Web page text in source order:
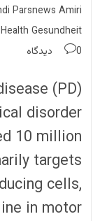
نویسندهٔ
نوشته:
Parsnews Amiri
دسته‌
نوشته:
Health Gesundheit
نظرات
0 دیدگاه
(PD)
disorder
10 million
targets
cells,
in motor…